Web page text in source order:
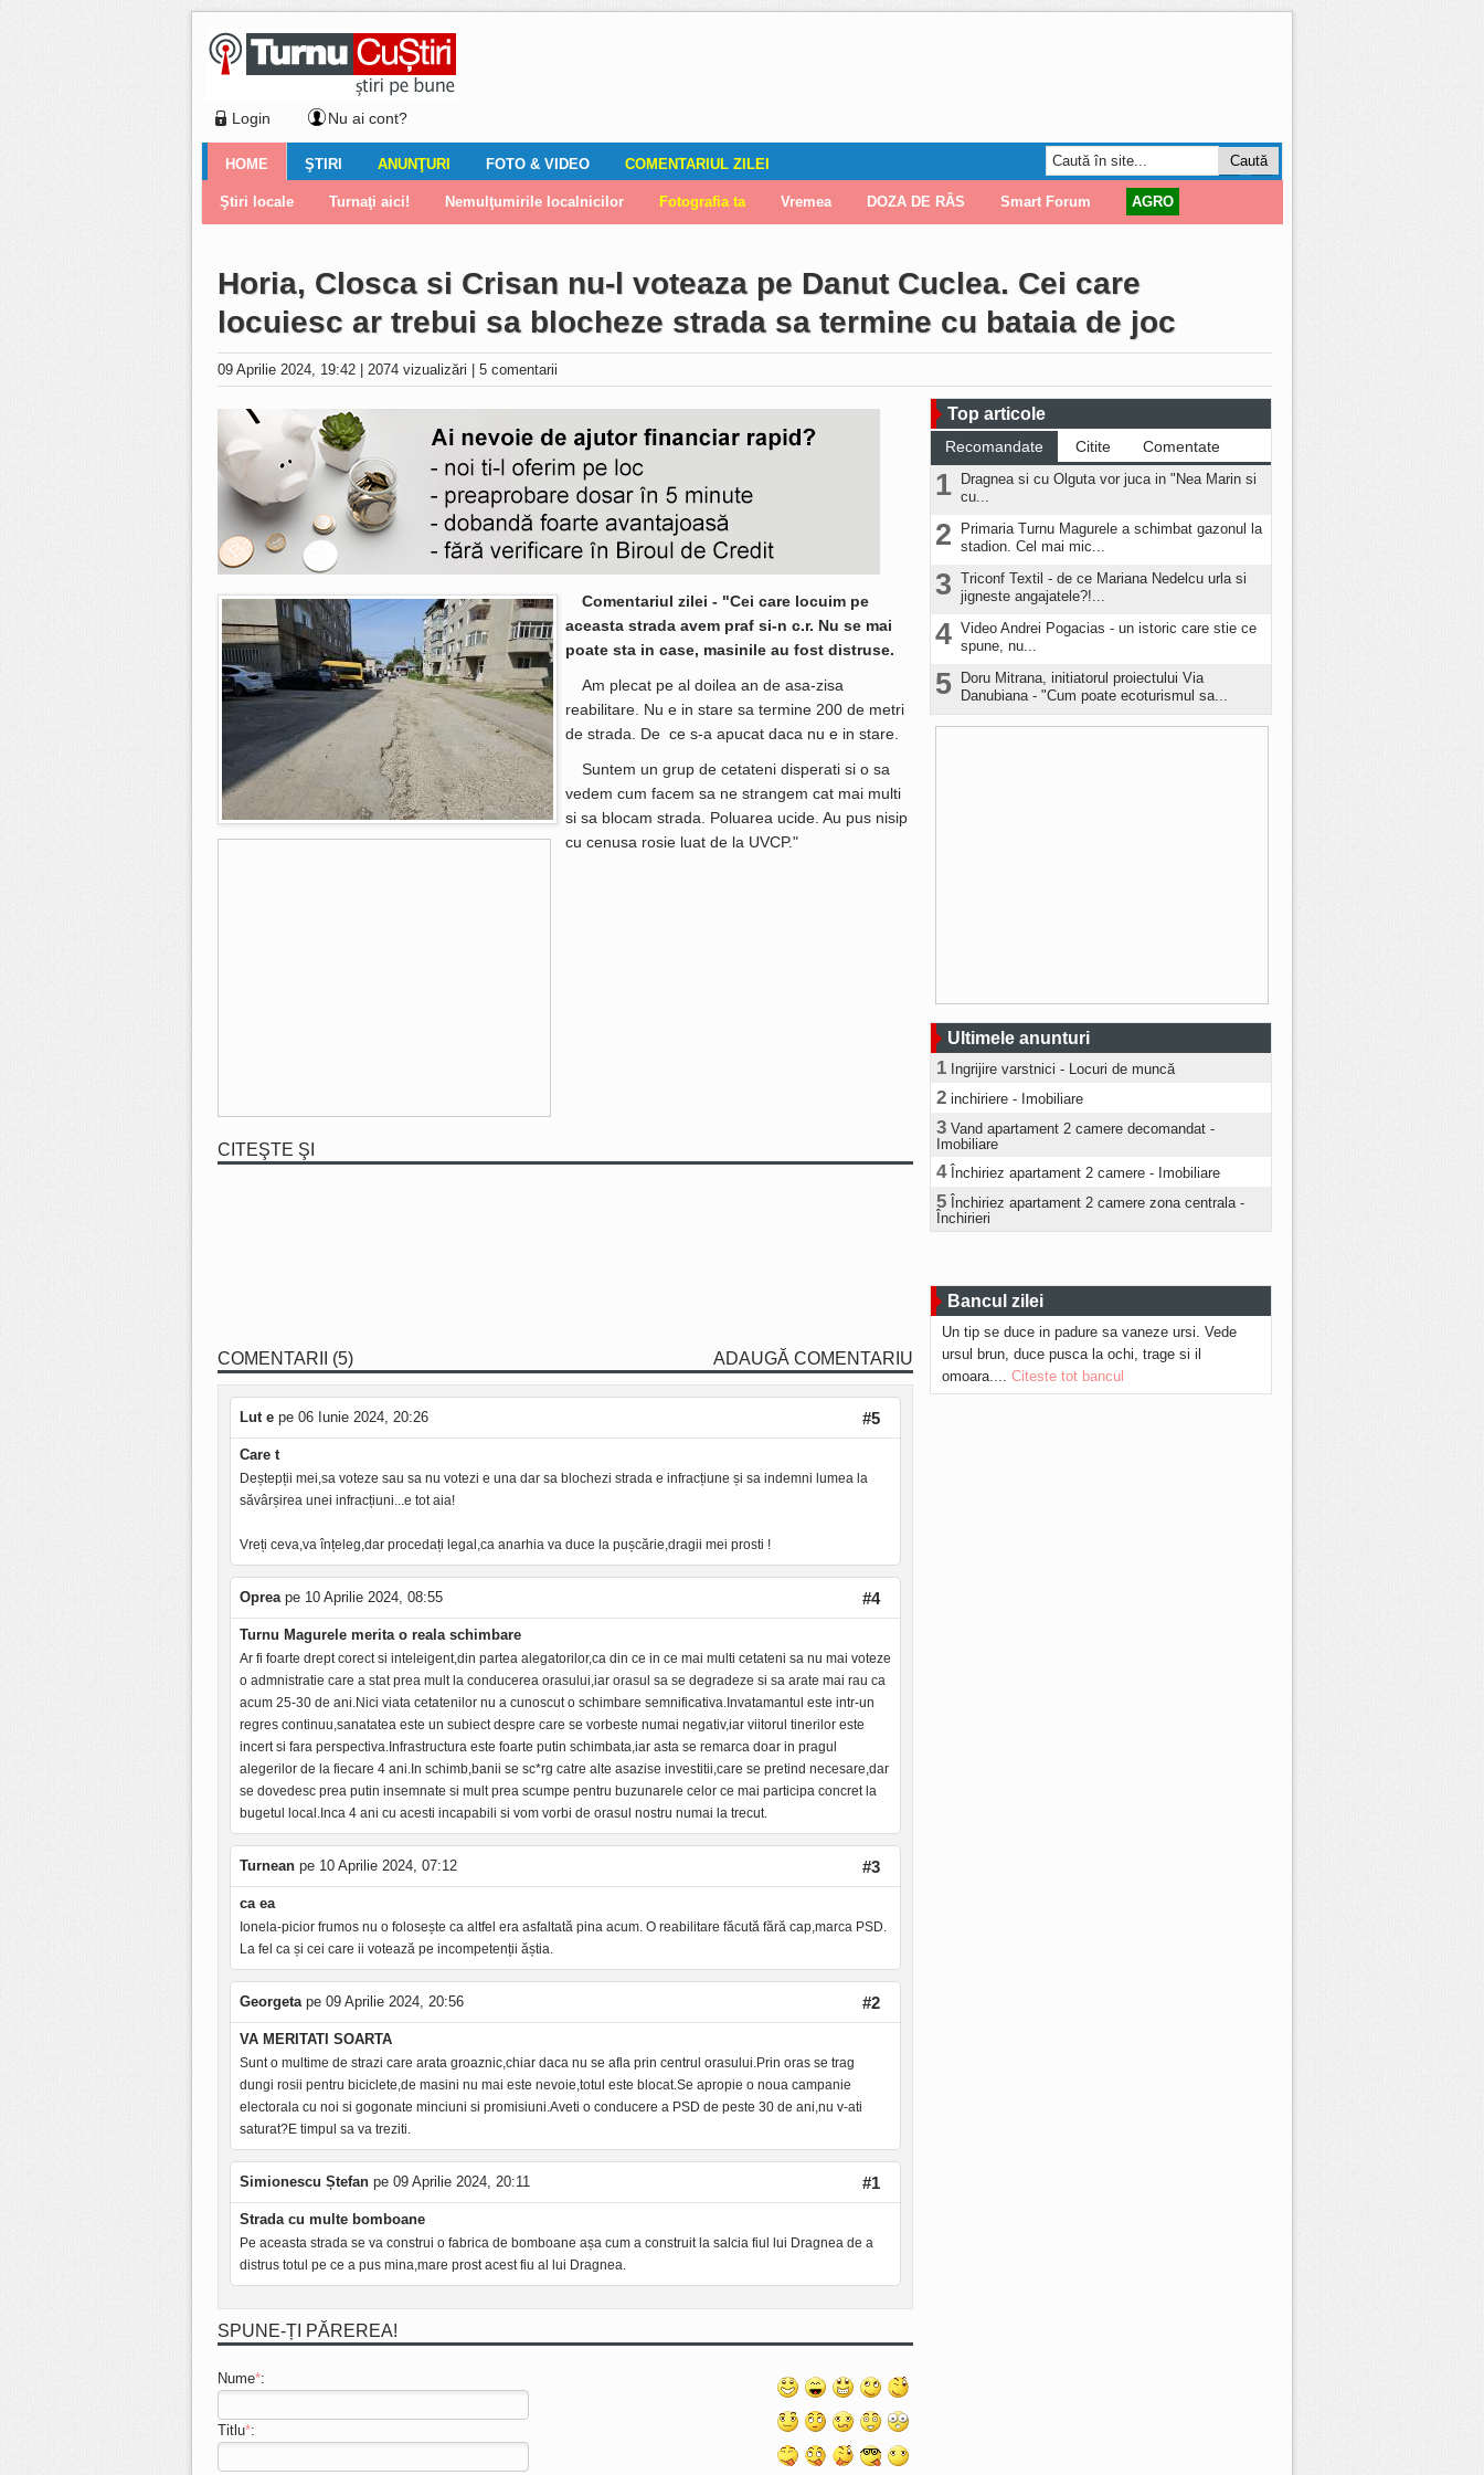
Login Nu ai cont?
HOME
Ştiri locale Turnaţi aici! Nemulţumirile localnicilor Fotografia ta Vremea DOZA DE RÂS Smart Forum AGRO
ŞTIRI
Ştiri locale Ştiri din ţară Financiar Editorial
ANUNŢURI
Imobiliare Auto Închirieri Vânzări Locuri de muncă ADAUGA ANUNT
FOTO & VIDEO
Galerii Foto Galerii video
COMENTARIUL ZILEI
Comentariul zilei
Horia, Closca si Crisan nu-l voteaza pe Danut Cuclea. Cei care
locuiesc ar trebui sa blocheze strada sa termine cu bataia de joc
09 Aprilie 2024, 19:42 2074 vizualizări 5 comentarii
Comentariul zilei - "Cei care locuim pe
aceasta strada avem praf si-n c.r. Nu se mai
poate sta in case, masinile au fost distruse.
Am plecat pe al doilea an de asa-zisa
reabilitare. Nu e in stare sa termine 200 de metri
de strada. De ce s-a apucat daca nu e in stare.
Suntem un grup de cetateni disperati si o sa
vedem cum facem sa ne strangem cat mai multi
si sa blocam strada. Poluarea ucide. Au pus nisip
cu cenusa rosie luat de la UVCP."
CITEŞTE ŞI
COMENTARII (5) ADAUGĂ COMENTARIU
Lut e pe 06 Iunie 2024, 20:26 #5
Care t
Deștepții mei,sa voteze sau sa nu votezi e una dar sa blochezi strada e infracțiune și sa indemni lumea la
săvârșirea unei infracțiuni...e tot aia!
Vreți ceva,va înțeleg,dar procedați legal,ca anarhia va duce la pușcărie,dragii mei prosti !
Opreape 10 Aprilie 2024, 08:55 #4
Turnu Magurele merita o reala schimbare
Ar fi foarte drept corect si inteleigent,din partea alegatorilor,ca din ce in ce mai multi cetateni sa nu mai voteze
o admnistratie care a stat prea mult la conducerea orasului,iar orasul sa se degradeze si sa arate mai rau ca
acum 25-30 de ani.Nici viata cetatenilor nu a cunoscut o schimbare semnificativa.Invatamantul este intr-un
regres continuu,sanatatea este un subiect despre care se vorbeste numai negativ,iar viitorul tinerilor este
incert si fara perspectiva.Infrastructura este foarte putin schimbata,iar asta se remarca doar in pragul
alegerilor de la fiecare 4 ani.In schimb,banii se sc*rg catre alte asazise investitii,care se pretind necesare,dar
se dovedesc prea putin insemnate si mult prea scumpe pentru buzunarele celor ce mai participa concret la
bugetul local.Inca 4 ani cu acesti incapabili si vom vorbi de orasul nostru numai la trecut.
Turnean pe 10 Aprilie 2024, 07:12 #3
ca ea
Ionela-picior frumos nu o folosește ca altfel era asfaltată pina acum. O reabilitare făcută fără cap,marca PSD.
La fel ca și cei care ii votează pe incompetenții ăștia.
Georgeta pe 09 Aprilie 2024, 20:56 #2
VA MERITATI SOARTA
Sunt o multime de strazi care arata groaznic,chiar daca nu se afla prin centrul orasului.Prin oras se trag
dungi rosii pentru biciclete,de masini nu mai este nevoie,totul este blocat.Se apropie o noua campanie
electorala cu noi si gogonate minciuni si promisiuni.Aveti o conducere a PSD de peste 30 de ani,nu v-ati
saturat?E timpul sa va treziti.
Simionescu Ștefan pe 09 Aprilie 2024, 20:11 #1
Strada cu multe bomboane
Pe aceasta strada se va construi o fabrica de bomboane așa cum a construit la salcia fiul lui Dragnea de a
distrus totul pe ce a pus mina,mare prost acest fiu al lui Dragnea.
SPUNE-ȚI PĂREREA!
Nume*:
Titlu*:
Top articole
Recomandate Citite Comentate
1
Dragnea si cu Olguta vor juca in "Nea Marin si
cu...
2
Primaria Turnu Magurele a schimbat gazonul la
stadion. Cel mai mic...
3 Triconf Textil - de ce Mariana Nedelcu urla si
jigneste angajatele?!...
4 Video Andrei Pogacias - un istoric care stie ce
spune, nu...
5
Doru Mitrana, initiatorul proiectului Via
Danubiana - "Cum poate ecoturismul sa...
Ultimele anunturi
1 Ingrijire varstnici - Locuri de muncă
2 inchiriere - Imobiliare
3 Vand apartament 2 camere decomandat -
Imobiliare
4 Închiriez apartament 2 camere - Imobiliare
5 Închiriez apartament 2 camere zona centrala -
Închirieri
Bancul zilei
Un tip se duce in padure sa vaneze ursi. Vede
ursul brun, duce pusca la ochi, trage si il
omoara.... Citeste tot bancul